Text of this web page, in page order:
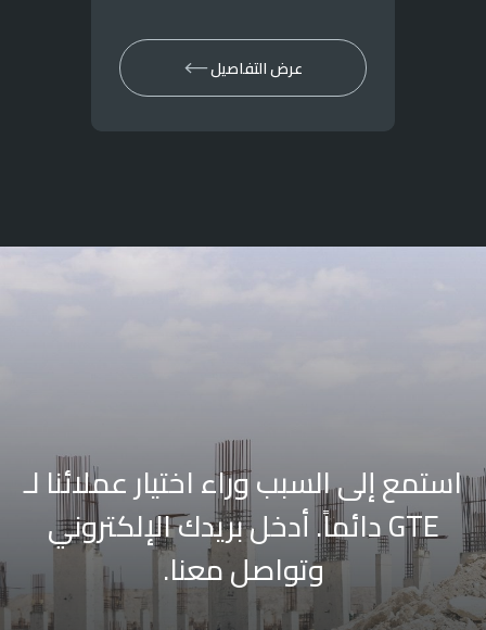
عرض التفاصيل
استمع إلى السبب وراء اختيار عملائنا لـ
GTE دائماً.
أدخل بريدك الإلكتروني
وتواصل معنا.